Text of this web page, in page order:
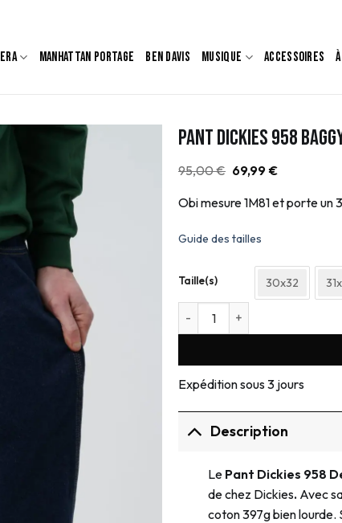
MANHATTAN PORTAGE BEN DAVIS MUSIQUE ACCESSOIRES
Pant Dickies 958
95,00€ Le
prix
initial
était :
69,99 €Le
actuel
est :
Obi mesure 1M81 et porte un
Guide des tailles
Taille(s) 30x32
Expédition sous 3 jours
Description
Le Pant Dickies 958
de chez Dickies. Avec
coton 397g bien